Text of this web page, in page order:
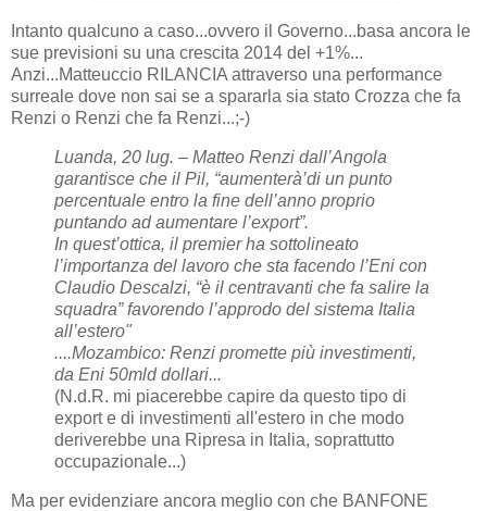
Intanto qualcuno a caso...ovvero il Governo...basa ancora le
sue previsioni su una crescita 2014 del +1%...
Anzi...Matteuccio RILANCIA attraverso una performance
surreale dove non sai se a spararla sia stato Crozza che fa
Renzi o Renzi che fa Renzi...;-)
Luanda, 20 lug. – Matteo Renzi dall’Angola
garantisce che il Pil, “aumenterà’di un punto
percentuale entro la fine dell’anno proprio
puntando ad aumentare l’export”.
In quest’ottica, il premier ha sottolineato
l’importanza del lavoro che sta facendo l’Eni con
Claudio Descalzi, “è il centravanti che fa salire la
squadra” favorendo l’approdo del sistema Italia
all’estero"
....Mozambico: Renzi promette più investimenti,
da Eni 50mld dollari...
(N.d.R. mi piacerebbe capire da questo tipo di
export e di investimenti all'estero in che modo
deriverebbe una Ripresa in Italia, soprattutto
occupazionale...)
Ma per evidenziare ancora meglio con che BANFONE